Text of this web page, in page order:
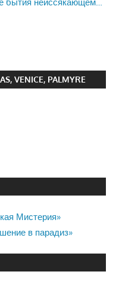
VENICE, PALMYRE
Мистерия»
в парадиз»